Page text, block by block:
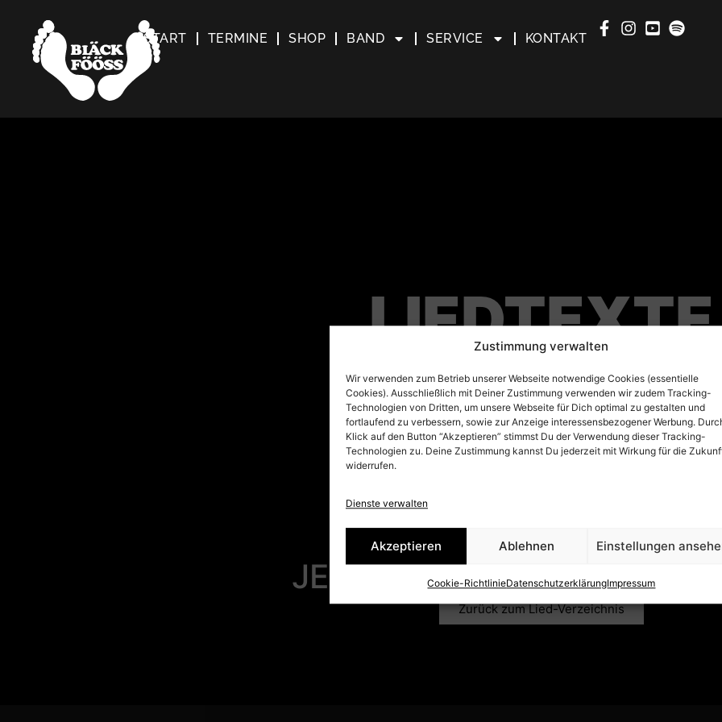
Zustimmung verwalten
Wir verwenden zum Betrieb unserer Webseite notwendige Cookies (essentielle
Cookies). Ausschließlich mit Deiner Zustimmung verwenden wir zudem Tracking-
Technologien von Dritten, um unsere Webseite für Dich optimal zu gestalten und
fortlaufend zu verbessern, sowie zur Anzeige interessensbezogener Werbung.
Klick auf den Button “Akzeptieren” stimmst Du der Verwendung dieser Tracking-
Technologien zu. Deine Zustimmung kannst Du jederzeit mit Wirkung für die
widerrufen.
Dienste verwalten
Akzeptieren Ablehnen Einstellungen
Cookie-RichtlinieDatenschutzerklärungImpressum
START TERMINE SHOP BAND SERVICE KONTAKT
LIEDTEXTE
JETZ HÄT DAT SCHMITZE
Zurück zum Lied-Verzeichnis